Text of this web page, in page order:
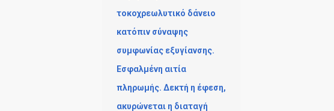
τοκοχρεωλυτικό δάνειο
κατόπιν σύναψης
συμφωνίας εξυγίανσης.
Εσφαλμένη αιτία
πληρωμής. Δεκτή η έφεση,
ακυρώνεται η διαταγή